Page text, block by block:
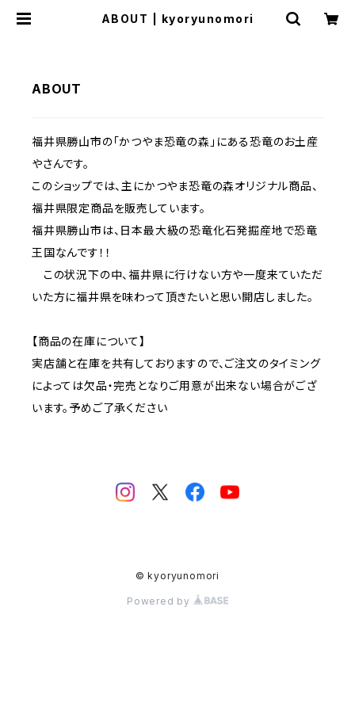
ABOUT | kyoryunomori
ABOUT
福井県勝山市の「かつやま恐竜の森」にある恐竜のお土産
やさんです。
このショップでは、主にかつやま恐竜の森オリジナル商品、
福井県限定商品を販売しています。
福井県勝山市は、日本最大級の恐竜化石発掘産地で恐竜
王国なんです！！
この状況下の中、福井県に行けない方や一度来ていただ
いた方に福井県を味わって頂きたいと思い開店しました。
【商品の在庫について】
実店舗と在庫を共有しておりますので、ご注文のタイミング
によっては欠品・完売となりご用意が出来ない場合がござ
います。予めご了承ください
© kyoryunomori
Powered by